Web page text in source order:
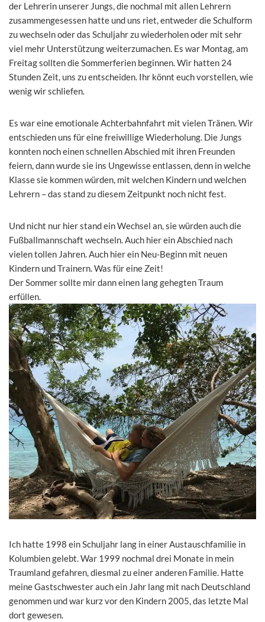
der Lehrerin unserer Jungs, die nochmal mit allen Lehrern
zusammengesessen hatte und uns riet, entweder die Schulform
zu wechseln oder das Schuljahr zu wiederholen oder mit sehr
viel mehr Unterstützung weiterzumachen. Es war Montag, am
Freitag sollten die Sommerferien beginnen. Wir hatten 24
Stunden Zeit, uns zu entscheiden. Ihr könnt euch vorstellen, wie
wenig wir schliefen.
Es war eine emotionale Achterbahnfahrt mit vielen Tränen. Wir
entschieden uns für eine freiwillige Wiederholung. Die Jungs
konnten noch einen schnellen Abschied mit ihren Freunden
feiern, dann wurde sie ins Ungewisse entlassen, denn in welche
Klasse sie kommen würden, mit welchen Kindern und welchen
Lehrern – das stand zu diesem Zeitpunkt noch nicht fest.
Und nicht nur hier stand ein Wechsel an, sie würden auch die
Fußballmannschaft wechseln. Auch hier ein Abschied nach
vielen tollen Jahren. Auch hier ein Neu-Beginn mit neuen
Kindern und Trainern. Was für eine Zeit!
Der Sommer sollte mir dann einen lang gehegten Traum
erfüllen.
Ich hatte 1998 ein Schuljahr lang in einer Austauschfamilie in
Kolumbien gelebt. War 1999 nochmal drei Monate in mein
Traumland gefahren, diesmal zu einer anderen Familie. Hatte
meine Gastschwester auch ein Jahr lang mit nach Deutschland
genommen und war kurz vor den Kindern 2005, das letzte Mal
dort gewesen.